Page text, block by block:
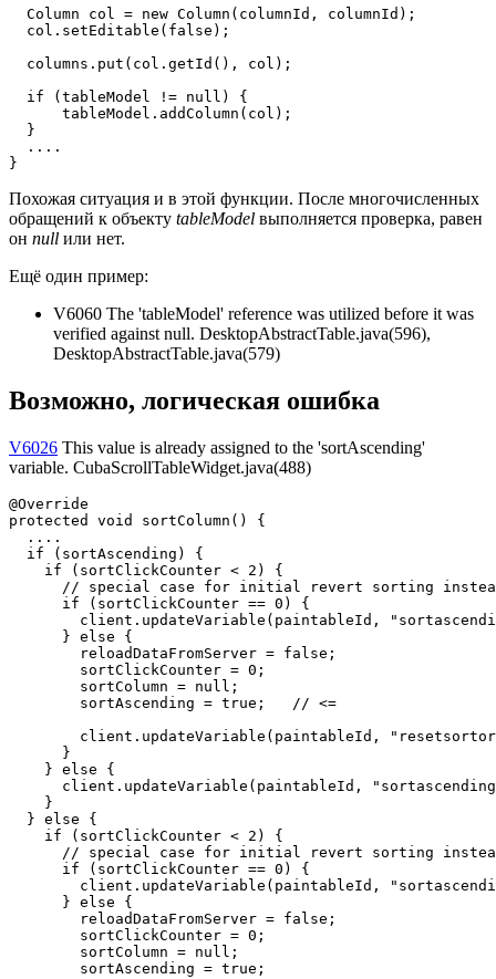
  Column col = new Column(columnId, columnId);
  col.setEditable(false);
  columns.put(col.getId(), col);
if (tableModel != null) {
      tableModel.addColumn(col);
  }
  ....
}
Похожая ситуация и в этой функции. После многочисленных
обращений к объекту tableModel выполняется проверка, равен
он null или нет.
Ещё один пример:
V6060 The 'tableModel' reference was utilized before it was
verified against null. DesktopAbstractTable.java(596),
DesktopAbstractTable.java(579)
Возможно, логическая ошибка
V6026 This value is already assigned to the 'sortAscending'
variable. CubaScrollTableWidget.java(488)
@Override
protected void sortColumn() {
  ....
  if (sortAscending) {
    if (sortClickCounter < 2) {
// special case for initial revert sorting
      if (sortClickCounter == 0) {
client.updateVariable(paintableId,
      } else {
        reloadDataFromServer = false;
        sortClickCounter = 0;
        sortColumn = null;
        sortAscending = true;   // <=
client.updateVariable(paintableId,
      }
    } else {
client.updateVariable(paintableId,
    }
  } else {
    if (sortClickCounter < 2) {
// special case for initial revert sorting
      if (sortClickCounter == 0) {
client.updateVariable(paintableId,
      } else {
        reloadDataFromServer = false;
        sortClickCounter = 0;
        sortColumn = null;
        sortAscending = true;